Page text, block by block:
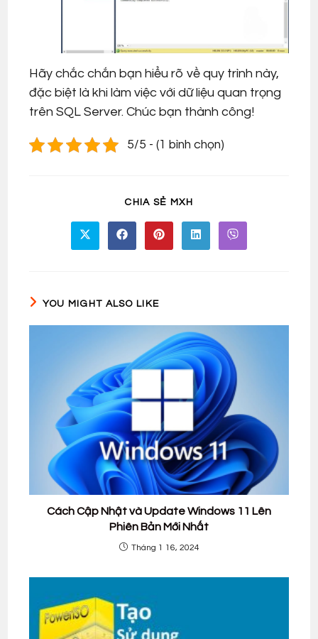
Hãy chắc chắn bạn hiểu rõ về quy trình này,
đặc biệt là khi làm việc với dữ liệu quan trọng
trên SQL Server. Chúc bạn thành công!
5/5 - (1 bình chọn)
CHIA SẺ MXH
CONTENT
Opens
in
Opens
in
Opens
in
Opens
in
Opens
in
YOU MIGHT ALSO LIKE
Cách Cập Nhật và Update Windows 11 Lên
Phiên Bản Mới Nhất
Tháng 1 16, 2024